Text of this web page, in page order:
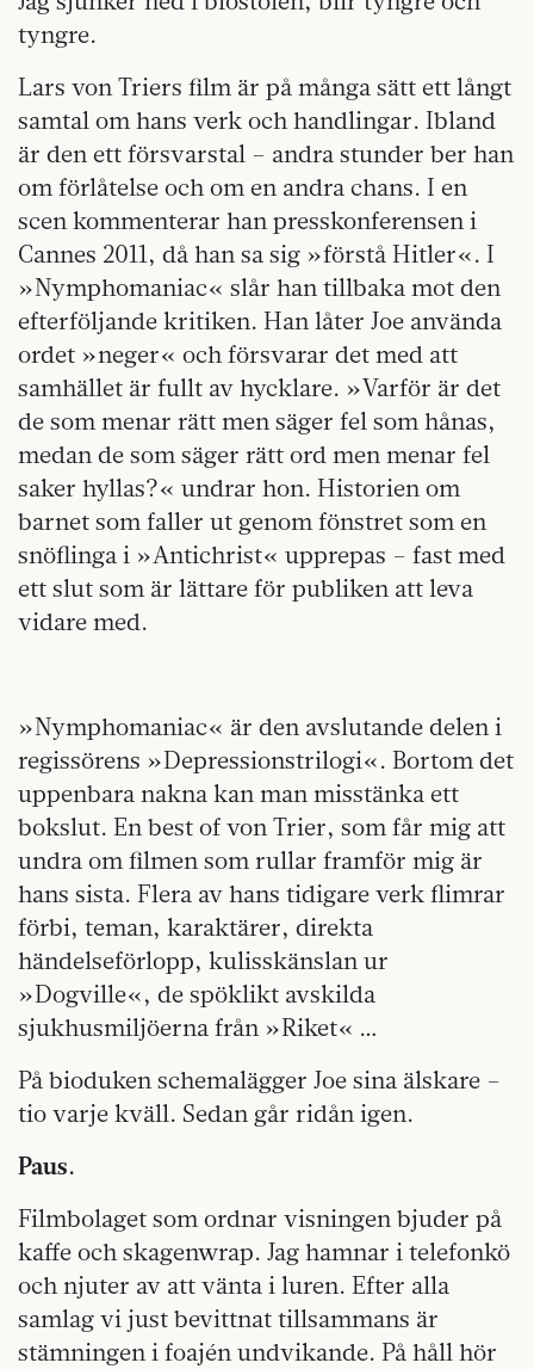
tyngre.
Lars von Triers film är på många sätt ett långt
samtal om hans verk och handlingar. Ibland
är den ett försvarstal – andra stunder ber han
om förlåtelse och om en andra chans. I en
scen kommenterar han presskonferensen i
Cannes 2011, då han sa sig »förstå Hitler«. I
»Nymphomaniac« slår han tillbaka mot den
efterföljande kritiken. Han låter Joe använda
ordet »neger« och försvarar det med att
samhället är fullt av hycklare. »Varför är det
de som menar rätt men säger fel som hånas,
medan de som säger rätt ord men menar fel
saker hyllas?« undrar hon. Historien om
barnet som faller ut genom fönstret som en
snöflinga i »Antichrist« upprepas – fast med
ett slut som är lättare för publiken att leva
vidare med.
»Nymphomaniac« är den avslutande delen i
regissörens »Depressionstrilogi«. Bortom det
uppenbara nakna kan man misstänka ett
bokslut. En best of von Trier, som får mig att
undra om filmen som rullar framför mig är
hans sista. Flera av hans tidigare verk flimrar
förbi, teman, karaktärer, direkta
händelseförlopp, kulisskänslan ur
»Dogville«, de spöklikt avskilda
sjukhusmiljöerna från »Riket« …
På bioduken schemalägger Joe sina älskare –
tio varje kväll. Sedan går ridån igen.
Paus.
Filmbolaget som ordnar visningen bjuder på
kaffe och skagenwrap. Jag hamnar i telefonkö
och njuter av att vänta i luren. Efter alla
samlag vi just bevittnat tillsammans är
stämningen i foajén undvikande. På håll hör